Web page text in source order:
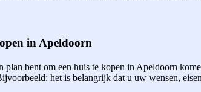
in Apeldoorn
plan bent om een huis te kopen in Apeldoorn
het is belangrijk dat u uw wensen,